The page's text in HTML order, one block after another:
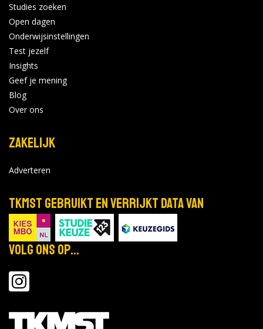
Studies zoeken
Open dagen
Onderwijsinstellingen
Test jezelf
Insights
Geef je mening
Blog
Over ons
Zakelijk
Adverteren
TKMST gebruikt en verrijkt data van
Volg ons op...